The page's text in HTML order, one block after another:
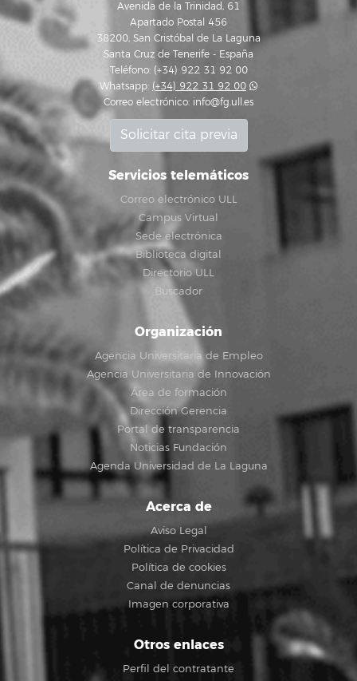
Avenida de la Trinidad, 61
Apartado Postal 456
38200, San Cristóbal de La Laguna
Santa Cruz de Tenerife - España
Teléfono: (+34) 922 31 92 00
Whatsapp: (+34) 922 31 92 00
Correo electrónico: info@fg.ull.es
Solicitar cita previa
Servicios telemáticos
Correo electrónico ULL
Campus Virtual
Sede electrónica
Biblioteca digital
Directorio ULL
Buscador
Organización
Agencia Universitaria de Empleo
Agencia Universitaria de Innovación
Área de formación
Dirección Gerencia
Portal de transparencia
Noticias Fundación
Agenda Universidad de La Laguna
Acerca de
Aviso Legal
Política de Privacidad
Política de cookies
Canal de denuncias
Imagen corporativa
Otros enlaces
Perfil del contratante